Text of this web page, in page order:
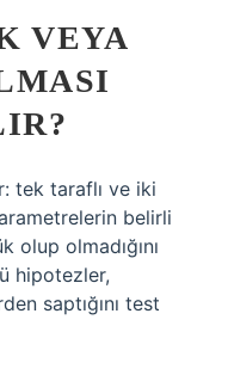
VEYA
tek taraflı ve iki
belirli
olmadığını
hipotezler,
saptığını test